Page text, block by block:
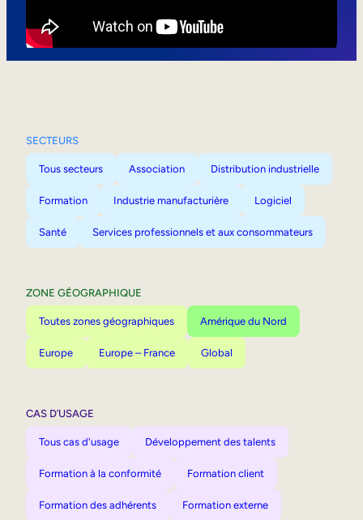
SECTEURS
Tous secteurs Association Distribution industrielle
Formation Industrie manufacturière Logiciel
Santé Services professionnels et aux consommateurs
ZONE GÉOGRAPHIQUE
Toutes zones géographiques Amérique du Nord
Europe Europe – France Global
CAS D’USAGE
Tous cas d'usage Développement des talents
Formation à la conformité Formation client
Formation des adhérents Formation externe